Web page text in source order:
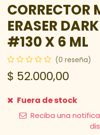
CORRECTOR
ERASER
#130 X 6 ML
(0 reseña)
$ 52.000,00
Fuera de stock
Reciba una